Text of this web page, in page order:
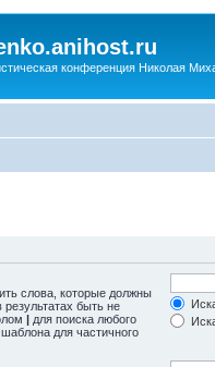
конференция Николая
слова, которые должны
результатах быть не
| для поиска любого
для частичного